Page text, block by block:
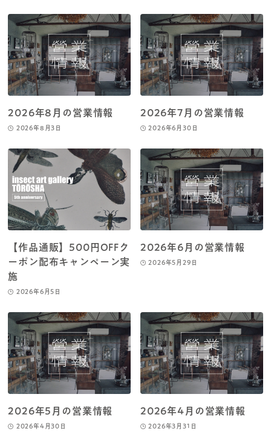
2026年8月の営業情報
2026年8月3日
2026年7月の営業情報
2026年6月30日
【作品通販】500円OFFク
ーポン配布キャンペーン実
施
2026年6月5日
2026年6月の営業情報
2026年5月29日
2026年5月の営業情報
2026年4月30日
2026年4月の営業情報
2026年3月31日